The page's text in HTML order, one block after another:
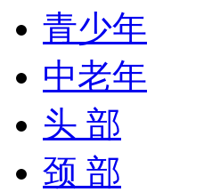
青少年
中老年
头 部
颈 部